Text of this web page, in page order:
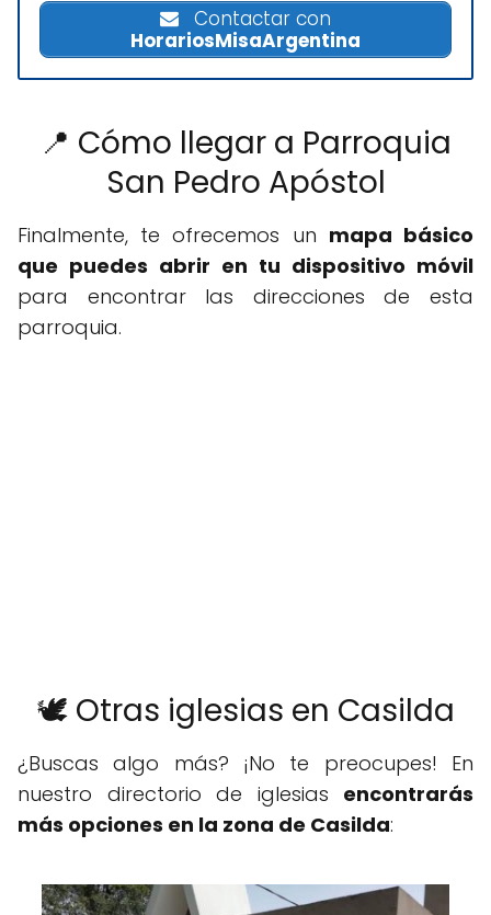
Contactar con
HorariosMisaArgentina
📍 Cómo llegar a Parroquia
San Pedro Apóstol
Finalmente, te ofrecemos un mapa básico
que puedes abrir en tu dispositivo móvil
para encontrar las direcciones de esta
parroquia.
🕊️ Otras iglesias en Casilda
¿Buscas algo más? ¡No te preocupes! En
nuestro directorio de iglesias encontrarás
más opciones en la zona de Casilda: